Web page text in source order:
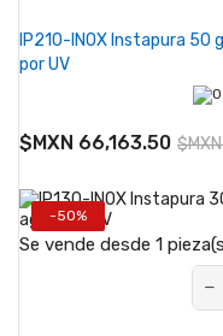
IP210-INOX Instapura
por UV
$MXN 66,163.50
-50%
Se vende desde 1
−